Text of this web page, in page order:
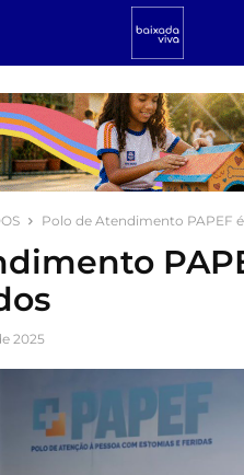
Polo de Atendimento PAPEF
2025